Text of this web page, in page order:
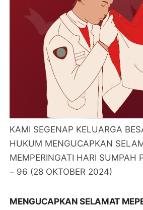
KAMI SEGENAP KELUARGA
HUKUM MENGUCAPKAN
MEMPERINGATI HARI SUMPAH
– 96 (28 OKTOBER 2024)
MENGUCAPKAN SELAMAT